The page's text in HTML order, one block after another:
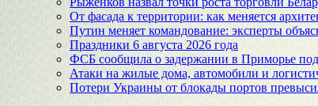
От фасада к территории: как меняется
Путин меняет командование: эксперты
Праздники 6 августа 2026 года
ФСБ сообщила о задержании в Приморье
Атаки на жилые дома, автомобили и
Потери Украины от блокады портов